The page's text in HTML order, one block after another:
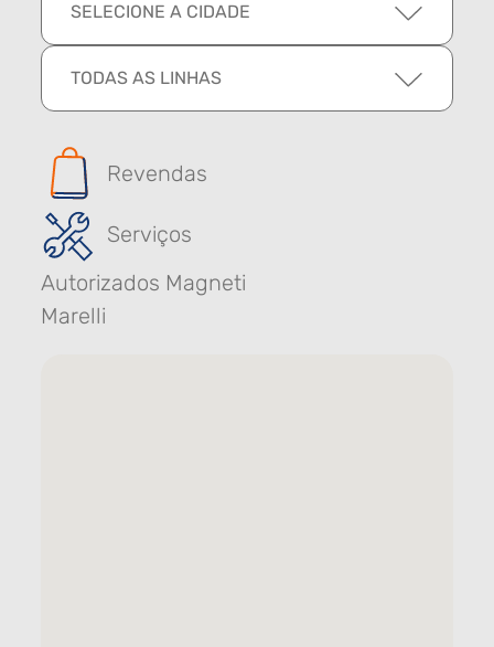
SELECIONE A CIDADE
TODAS AS LINHAS
Revendas
Serviços
Autorizados Magneti
Marelli